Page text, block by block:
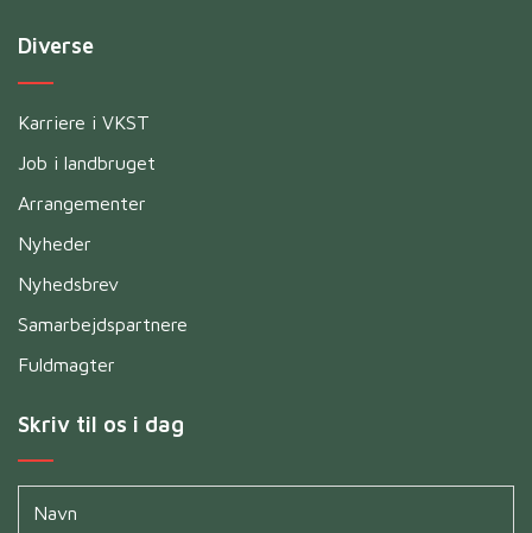
Diverse
Karriere i VKST
Job i landbruget
Arrangementer
Nyheder
Nyhedsbrev
Samarbejdspartnere
Fuldmagter
Skriv til os i dag